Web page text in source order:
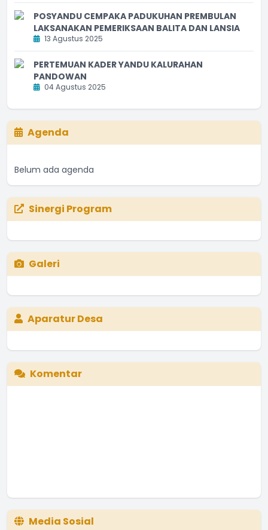
POSYANDU CEMPAKA PADUKUHAN PREMBULAN
LAKSANAKAN PEMERIKSAAN BALITA DAN LANSIA
13 Agustus 2025
PERTEMUAN KADER YANDU KALURAHAN
PANDOWAN
04 Agustus 2025
Agenda
Belum ada agenda
Sinergi Program
Galeri
Aparatur Desa
Komentar
Media Sosial